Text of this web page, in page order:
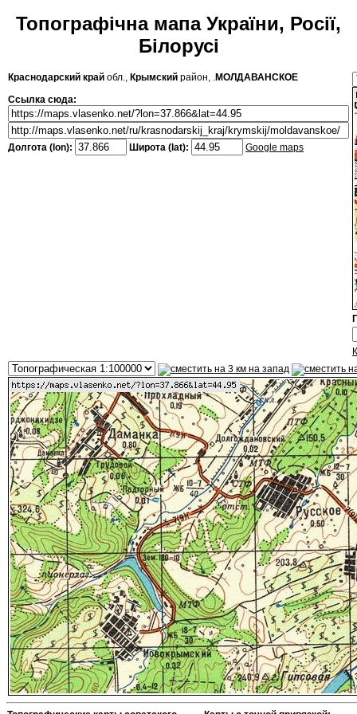
Топографічна мапа України, Росії,
Білорусі
Краснодарский край обл., Крымский район, .МОЛДАВАНСКОЕ
Ссылка сюда:
Долгота (lon): Широта (lat): Google maps